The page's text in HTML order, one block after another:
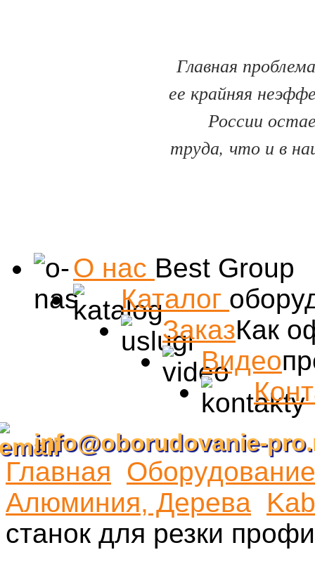
Главная
ее крайняя
России
труда, что и в
О нас Best Group
Каталог
ЗаказКак
Видео
info@oborudovanie-
Главная
Алюминия, Дерева
станок для резки